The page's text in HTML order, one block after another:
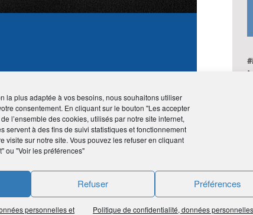
la plus adaptée à vos besoins, nous souhaitons utiliser
consentement. En cliquant sur le bouton "Les accepter
l’ensemble des cookies, utilisés par notre site internet,
servent à des fins de suivi statistiques et fonctionnement
visite sur notre site. Vous pouvez les refuser en cliquant
ou "Voir les préférences"
Refuser Préférences
personnelles et
Politique de confidentialité, données
dans tous les travaux de petits bricolage ainsi
déménagement, des courses…